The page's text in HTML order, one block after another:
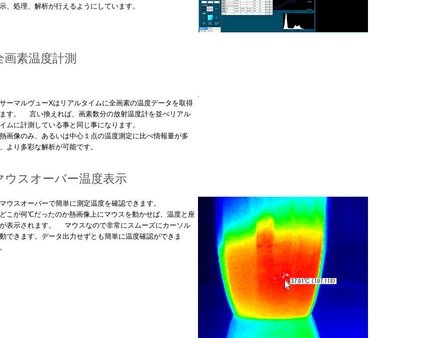
、処理、解析が行えるようにしています。
画素温度計測
ーマルヴューXはリアルタイムに全画素の温度データを取得
す。 言い換えれば、画素数分の放射温度計を並べリアル
ムに計測している事と同じ事になります。
画像のみ、あるいは中心１点の温度測定に比べ情報量が多
より多彩な解析が可能です。
ウスオーバー温度表示
ウスオーバーで簡単に測定温度を確認できます。
こが何℃だったのか熱画像上にマウスを動かせば、温度と座
表示されます。 マウスなので非常にスムーズにカーソル
できます。データ出力せずとも簡単に温度確認ができま